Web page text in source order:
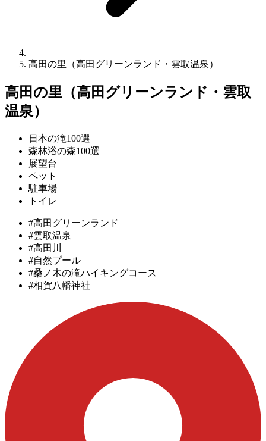
高田の里（高田グリーンランド・雲取温泉）
高田の里（高田グリーンランド・雲取
温泉）
日本の滝100選
森林浴の森100選
展望台
ペット
駐車場
トイレ
#高田グリーンランド
#雲取温泉
#高田川
#自然プール
#桑ノ木の滝ハイキングコース
#相賀八幡神社